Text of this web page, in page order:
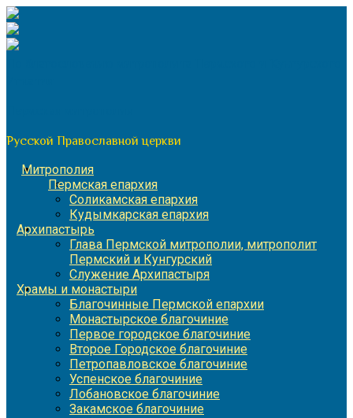
Перейти
к
содержимому
Русской Православной церкви
Митрополия
Пермская епархия
Соликамская епархия
Кудымкарская епархия
Архипастырь
Глава Пермской митрополии, митрополит
Пермский и Кунгурский
Служение Архипастыря
Храмы и монастыри
Благочинные Пермской епархии
Монастырское благочиние
Первое городское благочиние
Второе Городское благочиние
Петропавловское благочиние
Успенское благочиние
Лобановское благочиние
Закамское благочиние